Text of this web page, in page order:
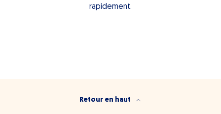
rapidement.
Retour en haut